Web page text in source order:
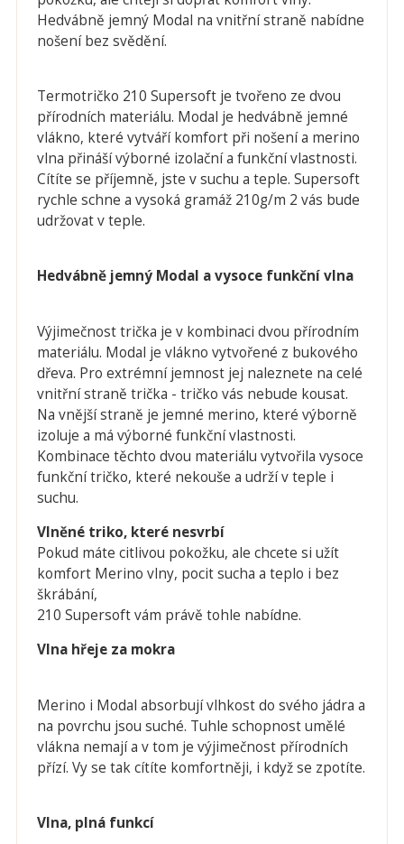
Hedvábně jemný Modal na vnitřní straně nabídne
nošení bez svědění.
Termotričko 210 Supersoft je tvořeno ze dvou
přírodních materiálu. Modal je hedvábně jemné
vlákno, které vytváří komfort při nošení a merino
vlna přináší výborné izolační a funkční vlastnosti.
Cítíte se příjemně, jste v suchu a teple. Supersoft
rychle schne a vysoká gramáž 210g/m 2 vás bude
udržovat v teple.
Hedvábně jemný Modal a vysoce funkční vlna
Výjimečnost trička je v kombinaci dvou přírodním
materiálu. Modal je vlákno vytvořené z bukového
dřeva. Pro extrémní jemnost jej naleznete na celé
vnitřní straně trička - tričko vás nebude kousat.
Na vnější straně je jemné merino, které výborně
izoluje a má výborné funkční vlastnosti.
Kombinace těchto dvou materiálu vytvořila vysoce
funkční tričko, které nekouše a udrží v teple i
suchu.
Vlněné triko, které nesvrbí
Pokud máte citlivou pokožku, ale chcete si užít
komfort Merino vlny, pocit sucha a teplo i bez
škrábání,
210 Supersoft vám právě tohle nabídne.
Vlna hřeje za mokra
Merino i Modal absorbují vlhkost do svého jádra a
na povrchu jsou suché. Tuhle schopnost umělé
vlákna nemají a v tom je výjimečnost přírodních
přízí. Vy se tak cítíte komfortněji, i když se zpotíte.
Vlna, plná funkcí